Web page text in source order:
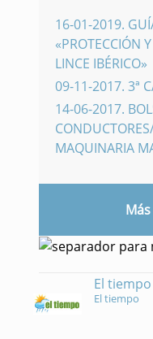
16-01-2019.
«PROTECCIÓN
LINCE IBÉRICO»
09-11-2017. 3ª
14-06-2017.
MAQUINARIA
El tiempo
El tiempo